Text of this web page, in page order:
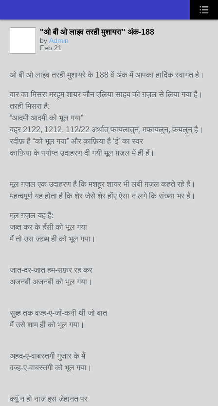
"ओ बी ओ लाइव तरही मुशायरा" अंक-188
by Admin
Feb 21
ओ बी ओ लाइव तरही मुशायरे के 188 वें अंक में आपका हार्दिक स्वागत है।
बार का मिसरा मरहूम शायर जौन एलिया साहब की ग़ज़ल से लिया गया है।
तरही मिसरा है:
“आदमी आदमी को भूल गया”
बह्र 2122, 1212, 112/22 अर्थात् फ़ायलातुन्, मफ़ायलुन्, फ़यलुन् है।
रदीफ़ है “को भूल गया” और क़ाफ़िया है ‘ई’ का स्वर
क़ाफ़िया के पर्याप्त उदाहरण दी गयी मूल ग़ज़ल में ही हैं।
मूल ग़ज़ल एक उदाहरण है कि मशहूर शायर भी लंबी ग़ज़ल कहते रहे हैं।
महत्वपूर्ण यह होता है कि शेर जैसे शेर होंए ऐसा न लगे कि संख्या भर है।
मूल ग़ज़ल यह है:
ज़ब्त कर के हँसी को भूल गया
मैं तो उस ज़ख़्म ही को भूल गया।
ज़ात-दर-ज़ात हम-सफ़र रह कर
अजनबी अजनबी को भूल गया।
सुब्ह तक वज्ह-ए-जाँ-कनी थी जो बात
मैं उसे शाम ही को भूल गया।
अहद-ए-वाबस्तगी गुज़ार के मैं
वज्ह-ए-वाबस्तगी को भूल गया।
क्यूँ न हो नाज़ इस ज़ेहानत पर